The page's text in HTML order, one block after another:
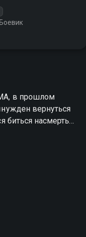
Боевик
в прошлом
вернуться
биться насмерть,